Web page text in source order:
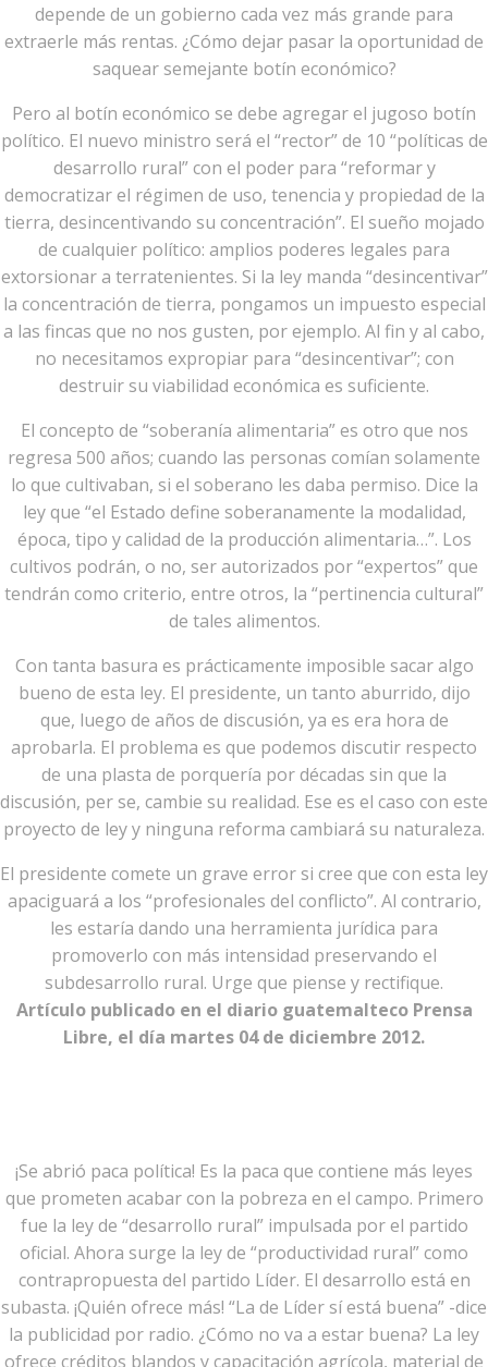
depende de un gobierno cada vez más grande para
extraerle más rentas. ¿Cómo dejar pasar la oportunidad de
saquear semejante botín económico?
Pero al botín económico se debe agregar el jugoso botín
político. El nuevo ministro será el “rector” de 10 “políticas de
desarrollo rural” con el poder para “reformar y
democratizar el régimen de uso, tenencia y propiedad de la
tierra, desincentivando su concentración”. El sueño mojado
de cualquier político: amplios poderes legales para
extorsionar a terratenientes. Si la ley manda “desincentivar”
la concentración de tierra, pongamos un impuesto especial
a las fincas que no nos gusten, por ejemplo. Al fin y al cabo,
no necesitamos expropiar para “desincentivar”; con
destruir su viabilidad económica es suficiente.
El concepto de “soberanía alimentaria” es otro que nos
regresa 500 años; cuando las personas comían solamente
lo que cultivaban, si el soberano les daba permiso. Dice la
ley que “el Estado define soberanamente la modalidad,
época, tipo y calidad de la producción alimentaria…”. Los
cultivos podrán, o no, ser autorizados por “expertos” que
tendrán como criterio, entre otros, la “pertinencia cultural”
de tales alimentos.
Con tanta basura es prácticamente imposible sacar algo
bueno de esta ley. El presidente, un tanto aburrido, dijo
que, luego de años de discusión, ya es era hora de
aprobarla. El problema es que podemos discutir respecto
de una plasta de porquería por décadas sin que la
discusión, per se, cambie su realidad. Ese es el caso con este
proyecto de ley y ninguna reforma cambiará su naturaleza.
El presidente comete un grave error si cree que con esta ley
apaciguará a los “profesionales del conflicto”. Al contrario,
les estaría dando una herramienta jurídica para
promoverlo con más intensidad preservando el
subdesarrollo rural. Urge que piense y rectifique.
Artículo publicado en el diario guatemalteco Prensa
Libre, el día martes 04 de diciembre 2012.
¡Se abrió paca política! Es la paca que contiene más leyes
que prometen acabar con la pobreza en el campo. Primero
fue la ley de “desarrollo rural” impulsada por el partido
oficial. Ahora surge la ley de “productividad rural” como
contrapropuesta del partido Líder. El desarrollo está en
subasta. ¡Quién ofrece más! “La de Líder sí está buena” -dice
la publicidad por radio. ¿Cómo no va a estar buena? La ley
ofrece créditos blandos y capacitación agrícola, material de